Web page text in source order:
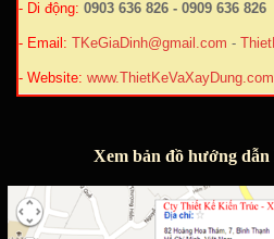
- Di động: 0903 636 826 - 0909 636 826
- Email: TKeGiaDinh@gmail.com -
- Website: www.ThietKeVaXayDung.com
Xem bản đồ hướng